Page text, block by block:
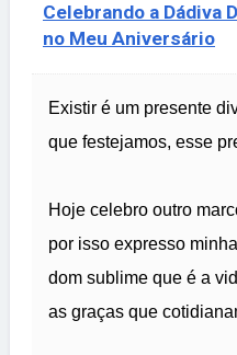
Celebrando a Dádiva
no Meu Aniversário
Existir é um presente
que festejamos, esse
Hoje celebro outro
por isso expresso
dom sublime que é a
as graças que